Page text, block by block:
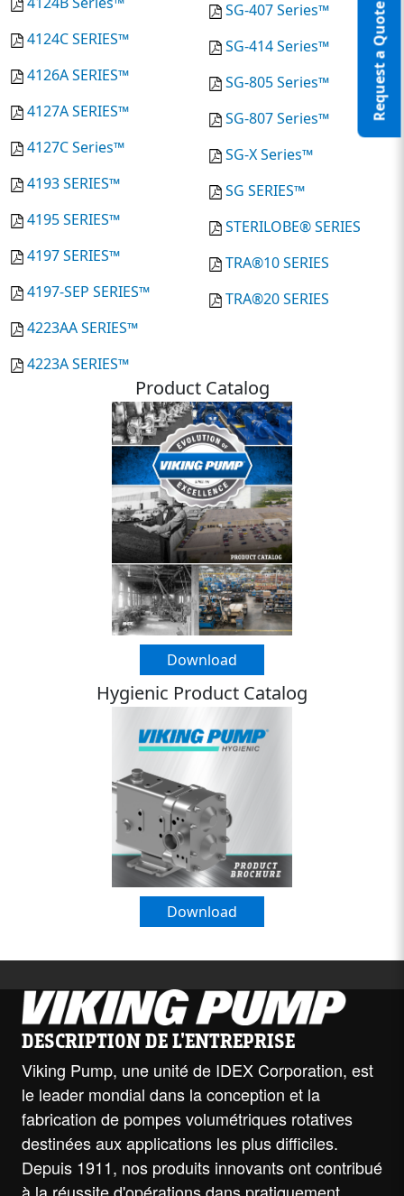
Request a Quote
4124C SERIES™
4126A SERIES™
4127A SERIES™
4127C Series™
4193 SERIES™
4195 SERIES™
4197 SERIES™
4197-SEP SERIES™
4223AA SERIES™
4223A SERIES™
SG-407 Series™
SG-414 Series™
SG-805 Series™
SG-807 Series™
SG-X Series™
SG SERIES™
STERILOBE® SERIES
TRA®10 SERIES
TRA®20 SERIES
Product Catalog
Download
Hygienic Product Catalog
Download
DESCRIPTION DE L'ENTREPRISE
Viking Pump, une unité de IDEX Corporation, est
le leader mondial dans la conception et la
fabrication de pompes volumétriques rotatives
destinées aux applications les plus difficiles.
Depuis 1911, nos produits innovants ont contribué